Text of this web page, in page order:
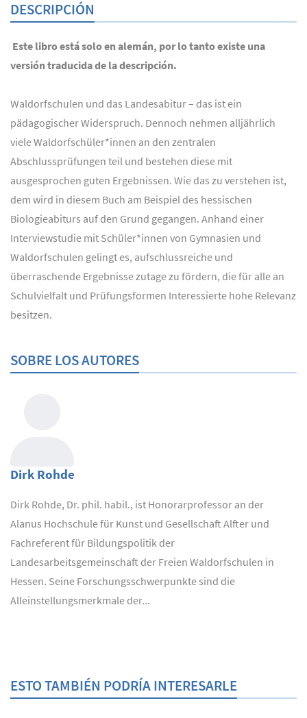
DESCRIPCIÓN
Este libro está solo en alemán, por lo tanto existe una
versión traducida de la descripción.
Waldorfschulen und das Landesabitur – das ist ein
pädagogischer Widerspruch. Dennoch nehmen alljährlich
viele Waldorfschüler*innen an den zentralen
Abschlussprüfungen teil und bestehen diese mit
ausgesprochen guten Ergebnissen. Wie das zu verstehen ist,
dem wird in diesem Buch am Beispiel des hessischen
Biologieabiturs auf den Grund gegangen. Anhand einer
Interviewstudie mit Schüler*innen von Gymnasien und
Waldorfschulen gelingt es, aufschlussreiche und
überraschende Ergebnisse zutage zu fördern, die für alle an
Schulvielfalt und Prüfungsformen Interessierte hohe Relevanz
besitzen.
SOBRE LOS AUTORES
Dirk Rohde
Dirk Rohde, Dr. phil. habil., ist Honorarprofessor an der
Alanus Hochschule für Kunst und Gesellschaft Alfter und
Fachreferent für Bildungspolitik der
Landesarbeitsgemeinschaft der Freien Waldorfschulen in
Hessen. Seine Forschungsschwerpunkte sind die
Alleinstellungsmerkmale der...
ESTO TAMBIÉN PODRÍA INTERESARLE